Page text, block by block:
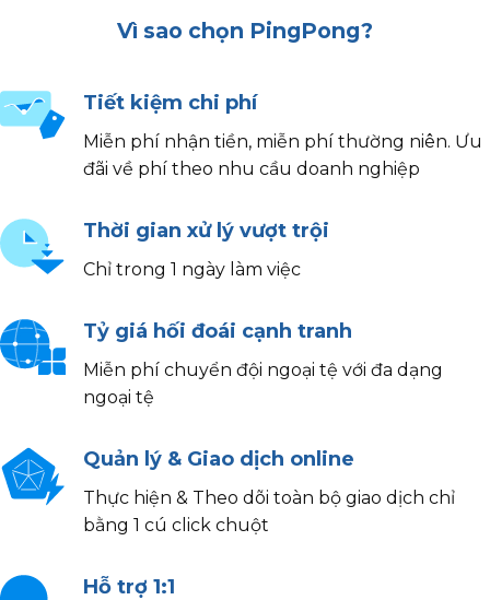
Vì sao chọn PingPong?
Tiết kiệm chi phí
Miễn phí nhận tiền, miễn phí thường niên. Ưu
đãi về phí theo nhu cầu doanh nghiệp
Thời gian xử lý vượt trội
Chỉ trong 1 ngày làm việc
Tỷ giá hối đoái cạnh tranh
Miễn phí chuyển đội ngoại tệ với đa dạng
ngoại tệ
Quản lý & Giao dịch online
Thực hiện & Theo dõi toàn bộ giao dịch chỉ
bằng 1 cú click chuột
Hỗ trợ 1:1